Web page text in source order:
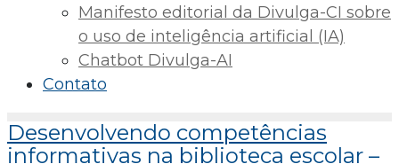
Manifesto editorial da Divulga-CI sobre
o uso de inteligência artificial (IA)
Chatbot Divulga-AI
Contato
Desenvolvendo competências
informativas na biblioteca escolar –